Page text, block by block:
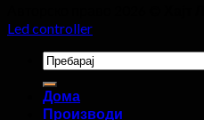
Led controller
Пребарај
за:
Дома
Производи